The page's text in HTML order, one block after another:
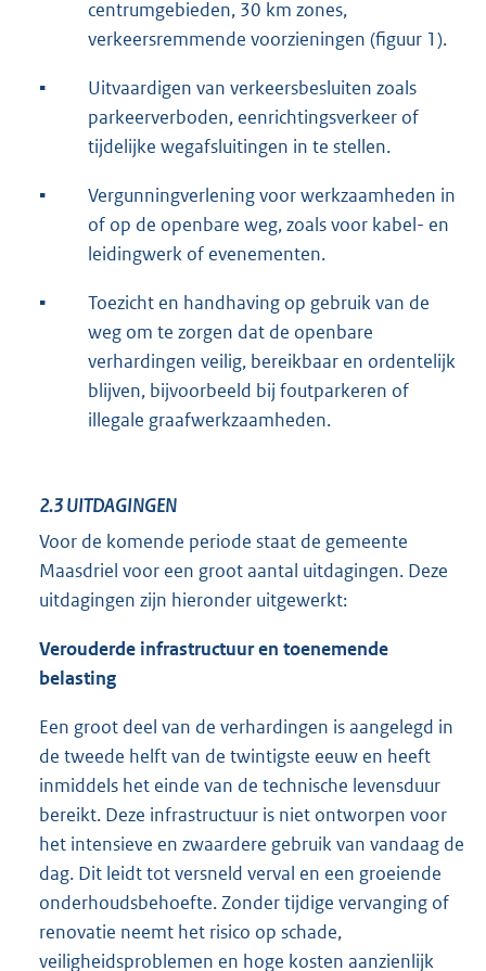
centrumgebieden, 30 km zones,
verkeersremmende voorzieningen (figuur 1).
▪
Uitvaardigen van verkeersbesluiten zoals
parkeerverboden, eenrichtingsverkeer of
tijdelijke wegafsluitingen in te stellen.
▪
Vergunningverlening voor werkzaamheden in
of op de openbare weg, zoals voor kabel- en
leidingwerk of evenementen.
▪
Toezicht en handhaving op gebruik van de
weg om te zorgen dat de openbare
verhardingen veilig, bereikbaar en ordentelijk
blijven, bijvoorbeeld bij foutparkeren of
illegale graafwerkzaamheden.
2.3UITDAGINGEN
Voor de komende periode staat de gemeente
Maasdriel voor een groot aantal uitdagingen. Deze
uitdagingen zijn hieronder uitgewerkt:
Verouderde infrastructuur en toenemende
belasting
Een groot deel van de verhardingen is aangelegd in
de tweede helft van de twintigste eeuw en heeft
inmiddels het einde van de technische levensduur
bereikt. Deze infrastructuur is niet ontworpen voor
het intensieve en zwaardere gebruik van vandaag de
dag. Dit leidt tot versneld verval en een groeiende
onderhoudsbehoefte. Zonder tijdige vervanging of
renovatie neemt het risico op schade,
veiligheidsproblemen en hoge kosten aanzienlijk